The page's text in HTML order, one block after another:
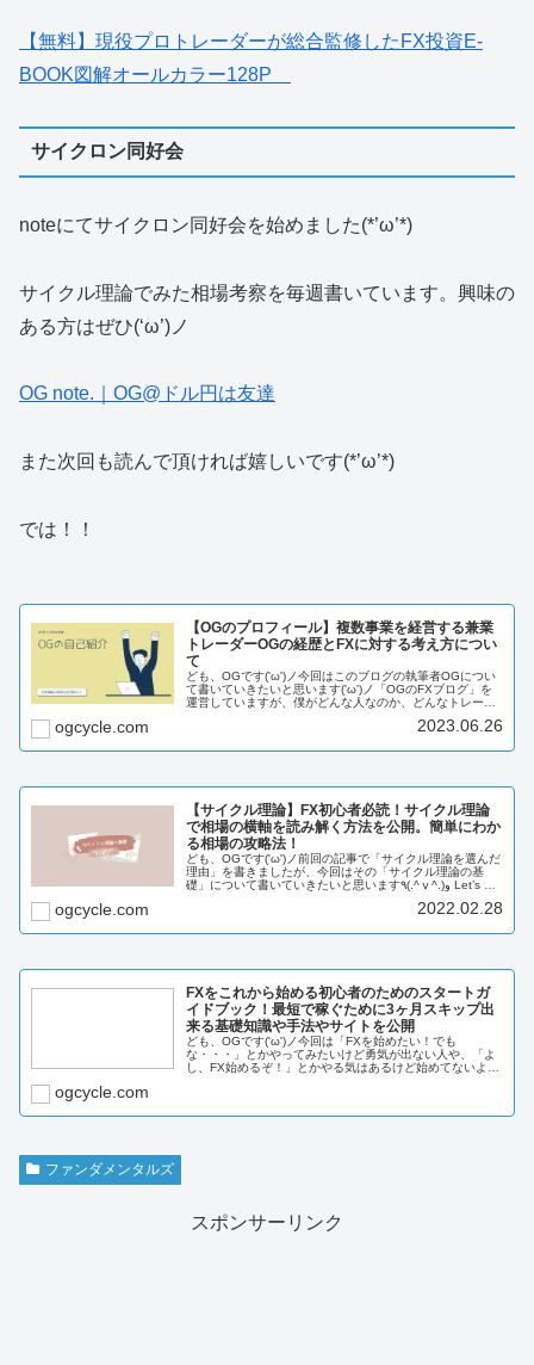
【無料】現役プロトレーダーが総合監修したFX投資E-
BOOK図解オールカラー128P
サイクロン同好会
noteにてサイクロン同好会を始めました(*’ω’*)
サイクル理論でみた相場考察を毎週書いています。興味の
ある方はぜひ(‘ω’)ノ
OG note.｜OG@ドル円は友達
また次回も読んで頂ければ嬉しいです(*’ω’*)
では！！
【OGのプロフィール】複数事業を経営する兼業
トレーダーOGの経歴とFXに対する考え方につい
て
ども、OGです('ω')ノ今回はこのブログの執筆者OGについ
て書いていきたいと思います('ω')ノ「OGのFXブログ」を
運営していますが、僕がどんな人なのか、どんなトレーダ
ogcycle.com 2023.06.26
【サイクル理論】FX初心者必読！サイクル理論
で相場の横軸を読み解く方法を公開。簡単にわか
る相場の攻略法！
ども、OGです('ω')ノ前回の記事で「サイクル理論を選んだ
理由」を書きましたが、今回はその「サイクル理論の基
礎」について書いていきたいと思います٩(.^ⅴ^.)و Let’s go!
ogcycle.com 2022.02.28
FXをこれから始める初心者のためのスタートガ
イドブック！最短で稼ぐために3ヶ月スキップ出
来る基礎知識や手法やサイトを公開
ども、OGです('ω')ノ今回は「FXを始めたい！でも
な・・・」とかやってみたいけど勇気が出ない人や、「よ
し、FX始めるぞ！」とかやる気はあるけど始めてないよう
ogcycle.com
ファンダメンタルズ
スポンサーリンク